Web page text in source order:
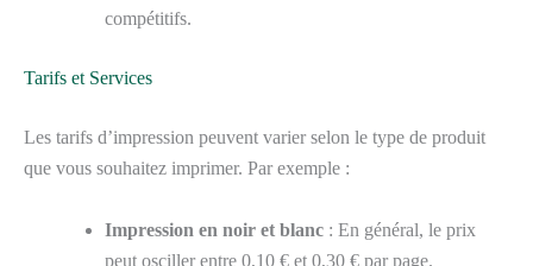
compétitifs.
Tarifs et Services
Les tarifs d’impression peuvent varier selon le type de produit
que vous souhaitez imprimer. Par exemple :
Impression en noir et blanc : En général, le prix
peut osciller entre 0,10 € et 0,30 € par page.